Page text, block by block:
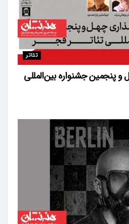
تئاتر
پنجمین جشنواره بین‌المللی